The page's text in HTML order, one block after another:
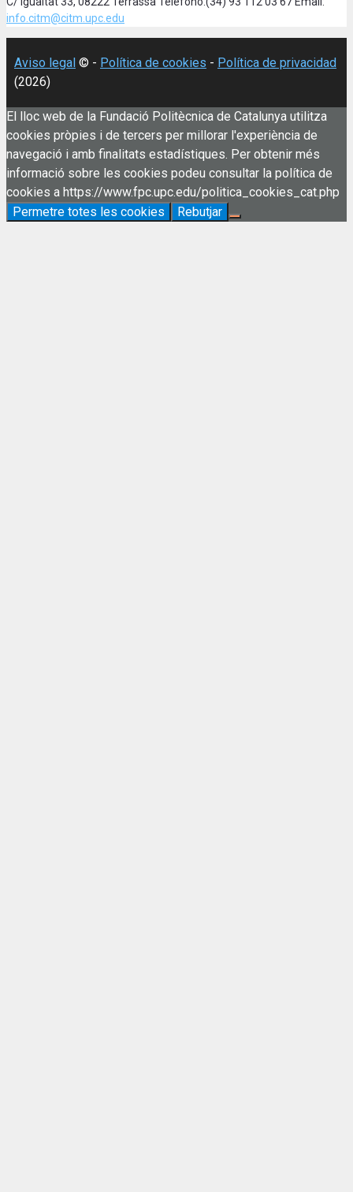
info.citm@citm.upc.edu
Aviso legal © - Política de cookies - Política de privacidad
(2026)
El lloc web de la Fundació Politècnica de Catalunya utilitza
cookies pròpies i de tercers per millorar l'experiència de
navegació i amb finalitats estadístiques. Per obtenir més
informació sobre les cookies podeu consultar la política de
cookies a https://www.fpc.upc.edu/politica_cookies_cat.php
Permetre totes les cookies
Rebutjar